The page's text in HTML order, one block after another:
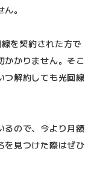
。
を契約された方で
かかりません。そこ
つ解約しても光回線
るので、今より月額
を見つけた際はぜひ